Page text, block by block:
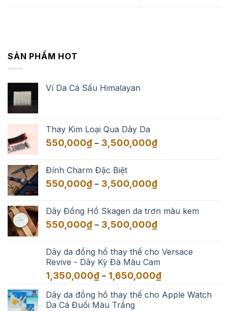
SẢN PHẨM HOT
Ví Da Cá Sấu Himalayan
Thay Kim Loại Qua Dây Da
550,000₫ – 3,500,000₫Khoảng
đến
Đính Charm Đặc Biệt
550,000₫ – 3,500,000₫Khoảng
550,000₫
đến
Dây Đồng Hồ Skagen da trơn màu kem
550,000₫ – 3,500,000₫Khoảng
550,000₫
đến
3,500,000₫
Dây da đồng hồ thay thế cho Versace
Revive - Dây Kỳ Đà Màu Cam
1,350,000₫ – 1,650,000₫Khoảng
từ
Dây da đồng hồ thay thế cho Apple Watch
Da Cá Đuối Màu Trắng